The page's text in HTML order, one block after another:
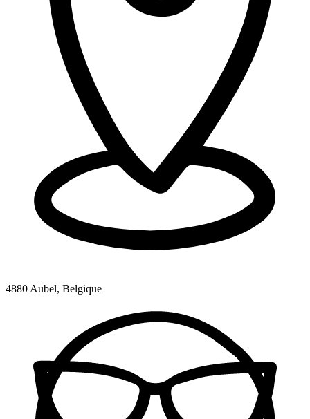
4880 Aubel, Belgique